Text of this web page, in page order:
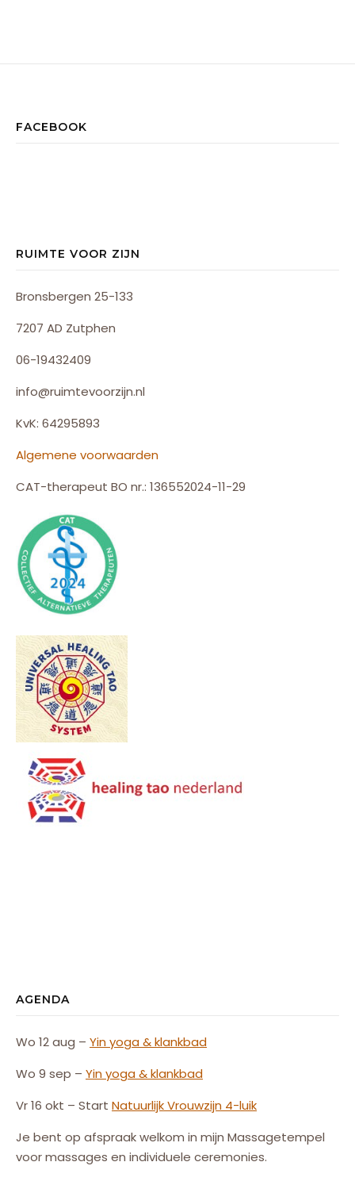
FACEBOOK
RUIMTE VOOR ZIJN
Bronsbergen 25-133
7207 AD Zutphen
06-19432409
info@ruimtevoorzijn.nl
KvK: 64295893
Algemene voorwaarden
CAT-therapeut BO nr.: 136552024-11-29
AGENDA
Wo 12 aug – Yin yoga & klankbad
Wo 9 sep – Yin yoga & klankbad
Vr 16 okt – Start NatuurlijkVrouwzijn 4-luik
Je bent op afspraak welkom in mijn Massagetempel
voor massages en individuele ceremonies.